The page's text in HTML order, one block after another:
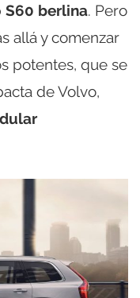
S60 berlina. Pero
allá y comenzar
potentes, que se
de Volvo,